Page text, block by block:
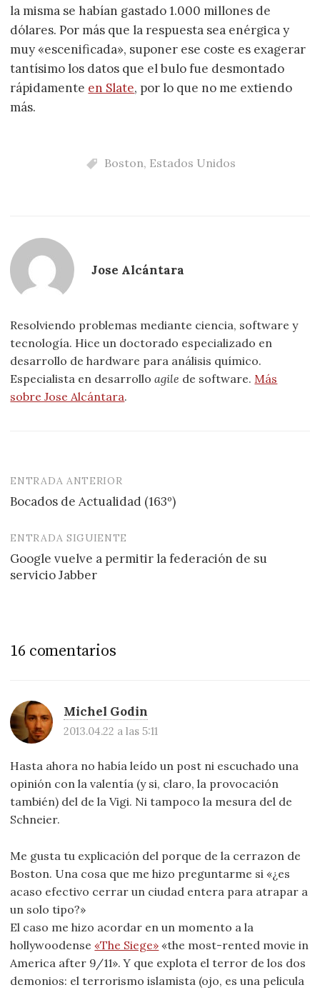
la misma se habían gastado 1.000 millones de
dólares. Por más que la respuesta sea enérgica y
muy «escenificada», suponer ese coste es exagerar
tantísimo los datos que el bulo fue desmontado
rápidamente en Slate, por lo que no me extiendo
más.
Boston, Estados Unidos
Jose Alcántara
Resolviendo problemas mediante ciencia, software y
tecnología. Hice un doctorado especializado en
desarrollo de hardware para análisis químico.
Especialista en desarrolloagile de software. Más
sobre Jose Alcántara.
Navegación
de
entradas
ENTRADA ANTERIOR
Bocados de Actualidad (163º)
ENTRADA SIGUIENTE
Google vuelve a permitir la federación de su
servicio Jabber
16 comentarios
Michel Godin
2013.04.22 a las 5:11
Hasta ahora no había leído un post ni escuchado una
opinión con la valentía (y si, claro, la provocación
también) del de la Vigi. Ni tampoco la mesura del de
Schneier.
Me gusta tu explicación del porque de la cerrazon de
Boston. Una cosa que me hizo preguntarme si «¿es
acaso efectivo cerrar un ciudad entera para atrapar a
un solo tipo?»
El caso me hizo acordar en un momento a la
hollywoodense«The Siege» «the most-rented movie in
America after 9/11». Y que explota el terror de los dos
demonios: el terrorismo islamista (ojo, es una pelicula